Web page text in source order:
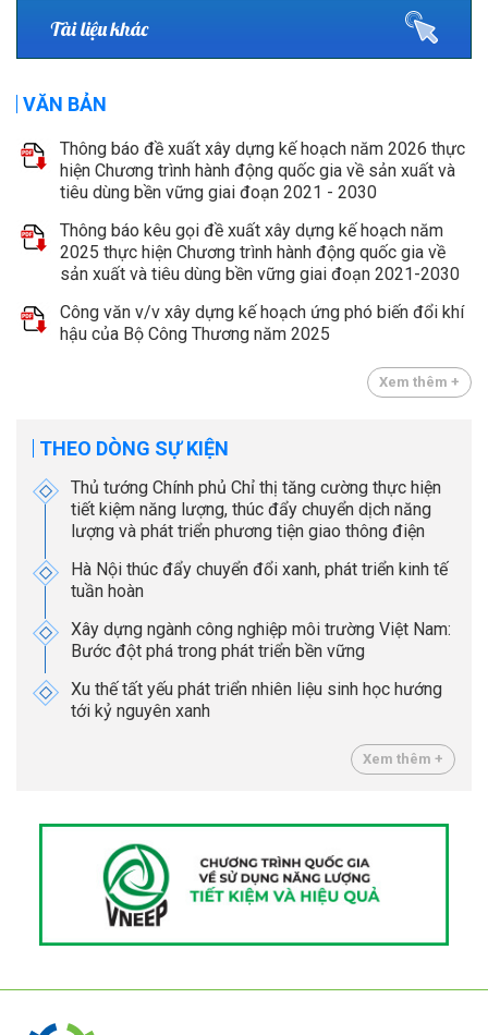
Tài liệu khác
VĂN BẢN
Thông báo đề xuất xây dựng kế hoạch năm 2026 thực
hiện Chương trình hành động quốc gia về sản xuất và
tiêu dùng bền vững giai đoạn 2021 - 2030
Thông báo kêu gọi đề xuất xây dựng kế hoạch năm
2025 thực hiện Chương trình hành động quốc gia về
sản xuất và tiêu dùng bền vững giai đoạn 2021-2030
Công văn v/v xây dựng kế hoạch ứng phó biến đổi khí
hậu của Bộ Công Thương năm 2025
Xem thêm +
THEO DÒNG SỰ KIỆN
Thủ tướng Chính phủ Chỉ thị tăng cường thực hiện
tiết kiệm năng lượng, thúc đẩy chuyển dịch năng
lượng và phát triển phương tiện giao thông điện
Hà Nội thúc đẩy chuyển đổi xanh, phát triển kinh tế
tuần hoàn
Xây dựng ngành công nghiệp môi trường Việt Nam:
Bước đột phá trong phát triển bền vững
Xu thế tất yếu phát triển nhiên liệu sinh học hướng
tới kỷ nguyên xanh
Xem thêm +